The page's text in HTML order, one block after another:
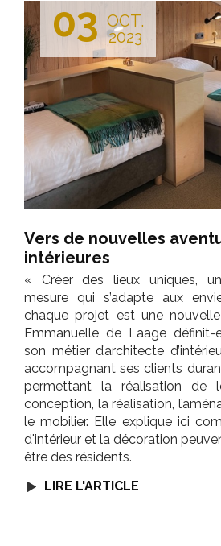
03 OCT.
2023
Vers de nouvelles
intérieures
« Créer des lieux uniques,
mesure qui s’adapte aux
chaque projet est une
Emmanuelle de Laage
son métier d’architecte
accompagnant ses clients
permettant la réalisation de
conception, la réalisation,
le mobilier. Elle explique ici
d'intérieur et la décoration
être des résidents.
LIRE L'ARTICLE